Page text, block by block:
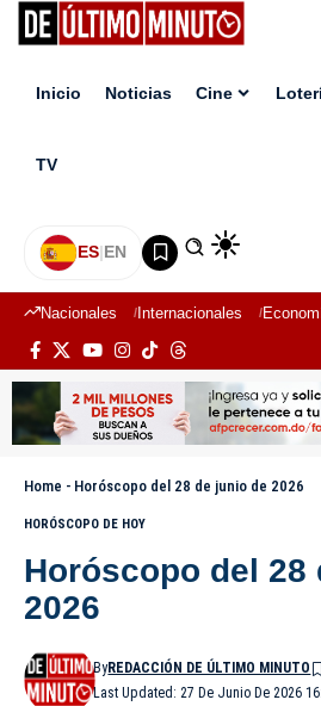
Inicio Noticias Cine
TV
ES|EN
Nacionales Internacionales
Home - Horóscopo del 28 de junio de 2026
HORÓSCOPO DE HOY
Horóscopo del 28
2026
Last Updated: 27 De Junio De 2026
ByREDACCIÓN DE ÚLTIMO MINUTO